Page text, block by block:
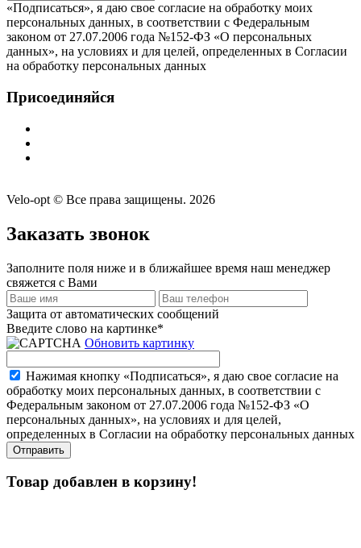
«Подписаться», я даю свое согласие на обработку моих
персональных данных, в соответствии с Федеральным
законом от 27.07.2006 года №152-ФЗ «О персональных
данных», на условиях и для целей, определенных в Согласии
на обработку персональных данных
Присоединяйся
Velo-opt © Все права защищены. 2026
Заказать звонок
Заполните поля ниже и в ближайшее время наш менеджер
свяжется с Вами
Защита от автоматических сообщений
Введите слово на картинке*
Обновить картинку
Нажимая кнопку «Подписаться», я даю свое согласие на
обработку моих персональных данных, в соответствии с
Федеральным законом от 27.07.2006 года №152-ФЗ «О
персональных данных», на условиях и для целей,
определенных в Согласии на обработку персональных данных
Товар добавлен в корзину!